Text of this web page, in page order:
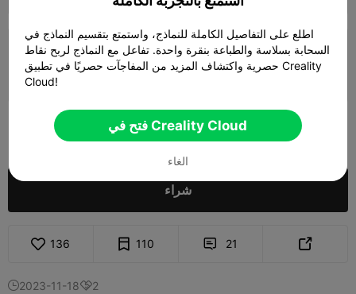
طبقة 0.2 مم، 4 جدران، تعبئة 15%
المؤلف  01h 05m 1 plates 27.58g
150 
شراء
136 110  21 
2023-11-182
اطلع على التفاصيل الكاملة للنماذج، واستمتع بتقسيم النماذج في
السحابة بسلاسة والطباعة بنقرة واحدة. تفاعل مع النماذج لربح نقاط
حصرية واكتشاف المزيد من المفاجآت حصريًا في تطبيق Creality
Cloud!
فتح في Creality Cloud
الغاء